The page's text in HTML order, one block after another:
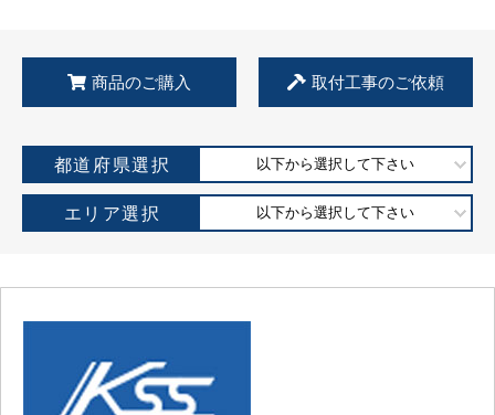
商品のご購入 取付工事のご依頼
都道府県選択 以下から選択して下さい
エリア選択 以下から選択して下さい